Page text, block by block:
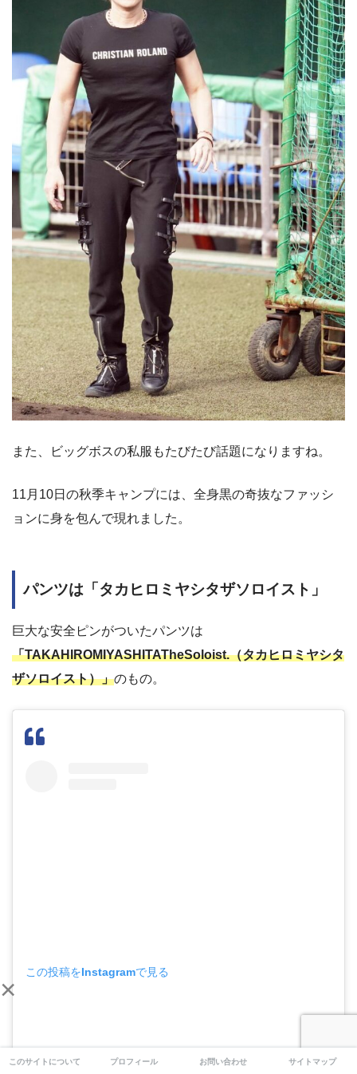
また、ビッグボスの私服もたびたび話題になりますね。
11月10日の秋季キャンプには、全身黒の奇抜なファッシ
ョンに身を包んで現れました。
パンツは「タカヒロミヤシタザソロイスト」
巨大な安全ピンがついたパンツは
「TAKAHIROMIYASHITATheSoloist.（タカヒロミヤシタ
ザソロイスト）」のもの。
この投稿をInstagramで見る
×
このサイトについて プロフィール お問い合わせ サイトマップ